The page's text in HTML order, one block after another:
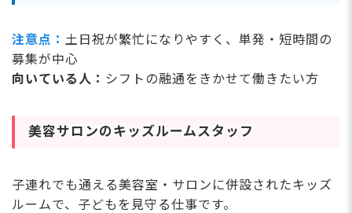
注意点： 土日祝が繁忙になりやすく、単発・短時間の
募集が中心
向いている人： シフトの融通をきかせて働きたい方
美容サロンのキッズルームスタッフ
子連れでも通える美容室・サロンに併設されたキッズ
ルームで、子どもを見守る仕事です。